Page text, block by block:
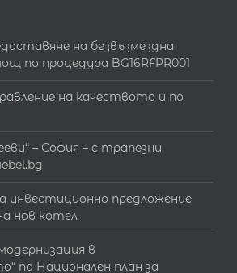
на безвъзмездна
по процедура BG16RFPR001
на качеството и по
– София – с трапезни
инвестиционно предложение
нов котел
в
по Национален план за